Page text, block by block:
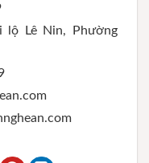
lộ Lê Nin, Phường